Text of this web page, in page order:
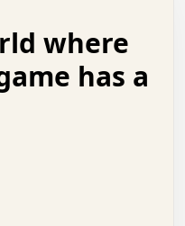
.   .   .   :   .
.   .   .   .   +
.   .   o   .   .
.   .   :   .   .   o
.   o   .   .   .
.   .   .   .   .
.   .   x   .   .
.   .   .   .   o
.   .   .   .   .
where
has a